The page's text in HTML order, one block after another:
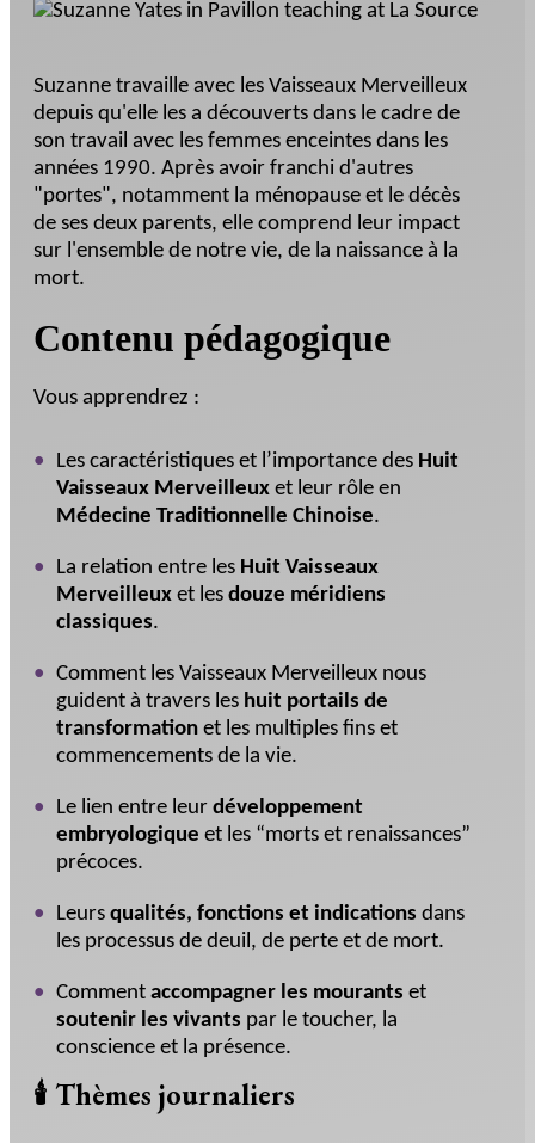
Suzanne travaille avec les Vaisseaux Merveilleux
depuis qu'elle les a découverts dans le cadre de
son travail avec les femmes enceintes dans les
années 1990. Après avoir franchi d'autres
"portes", notamment la ménopause et le décès
de ses deux parents, elle comprend leur impact
sur l'ensemble de notre vie, de la naissance à la
mort.
Contenu pédagogique
Vous apprendrez :
Les caractéristiques et l’importance des Huit
Vaisseaux Merveilleuxet leur rôle en
Médecine Traditionnelle Chinoise.
La relation entre les Huit Vaisseaux
Merveilleuxet les douze méridiens
classiques.
Comment les Vaisseaux Merveilleux nous
guident à travers les huit portails de
transformationet les multiples fins et
commencements de la vie.
Le lien entre leur développement
embryologique et les “morts et renaissances”
précoces.
Leurs qualités, fonctions et indications dans
les processus de deuil, de perte et de mort.
Comment accompagner les mourants et
soutenir les vivants par le toucher, la
conscience et la présence.
🕯️ Thèmes journaliers